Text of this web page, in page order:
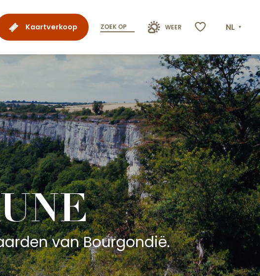
Kaartverkoop ZOEK OP WEER NL
van Bourgondië.